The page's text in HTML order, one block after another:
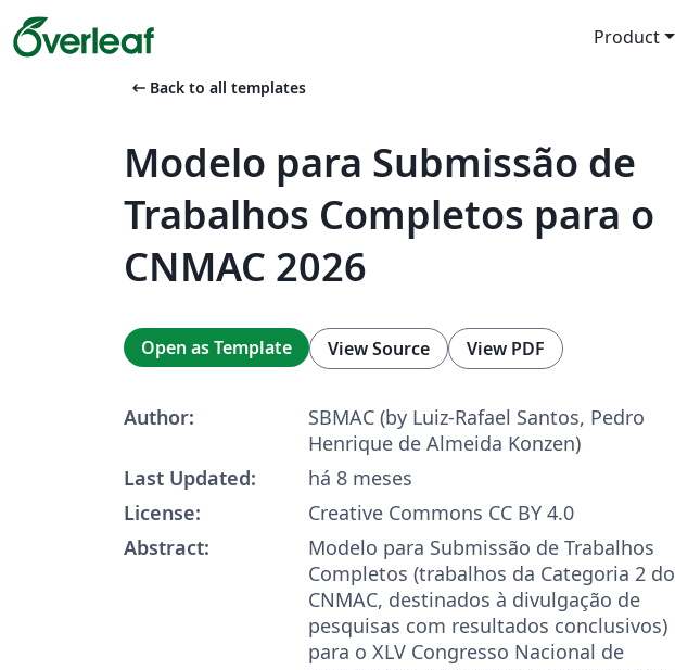
Product
arrow_left_alt Back to all templates
Modelo para Submissão de
Trabalhos Completos para o
CNMAC 2026
Open as Template View Source View PDF
Author:
SBMAC (by Luiz-Rafael Santos, Pedro
Henrique de Almeida Konzen)
Last Updated:
há 8 meses
License:
Creative Commons CC BY 4.0
Abstract:
Modelo para Submissão de Trabalhos
Completos (trabalhos da Categoria 2 do
CNMAC, destinados à divulgação de
pesquisas com resultados conclusivos)
para o XLV Congresso Nacional de